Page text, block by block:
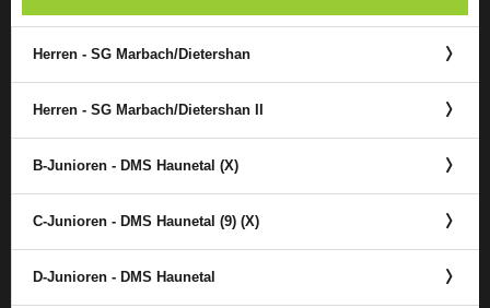
Herren - SG Marbach/​Dietershan
Herren - SG Marbach/​Dietershan II
B-Junioren - DMS Haunetal (X)
C-Junioren - DMS Haunetal (9) (X)
D-Junioren - DMS Haunetal